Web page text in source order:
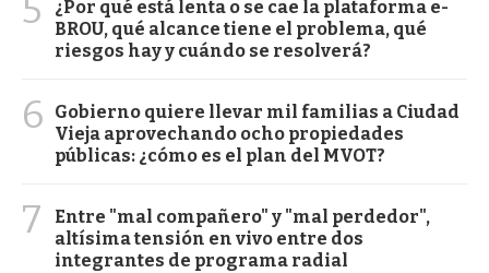
5
¿Por qué está lenta o se cae la plataforma e-
BROU, qué alcance tiene el problema, qué
riesgos hay y cuándo se resolverá?
6
Gobierno quiere llevar mil familias a Ciudad
Vieja aprovechando ocho propiedades
públicas: ¿cómo es el plan del MVOT?
7
Entre "mal compañero" y "mal perdedor",
altísima tensión en vivo entre dos
integrantes de programa radial